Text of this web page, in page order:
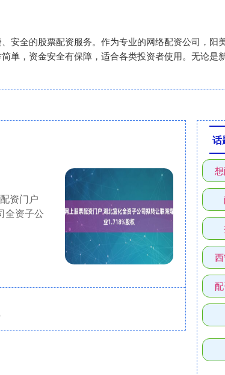
安全的股票配资服务。作为专业的网络配资公司，阳
单，资金安全有保障，适合各类投资者使用。无论是
资门户
全资子公
话